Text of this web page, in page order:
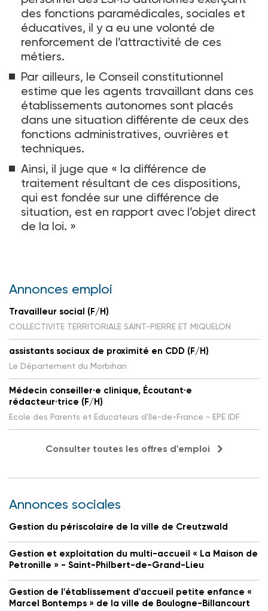
des fonctions paramédicales, sociales et
éducatives, il y a eu une volonté de
renforcement de l’attractivité de ces
métiers.
Par ailleurs, le Conseil constitutionnel
estime que les agents travaillant dans ces
établissements autonomes sont placés
dans une situation différente de ceux des
fonctions administratives, ouvrières et
techniques.
Ainsi, il juge que « la différence de
traitement résultant de ces dispositions,
qui est fondée sur une différence de
situation, est en rapport avec l’objet direct
de la loi. »
Annonces emploi
Travailleur social (F/H)
COLLECTIVITE TERRITORIALE SAINT-PIERRE ET MIQUELON
assistants sociaux de proximité en CDD (F/H)
Le Département du Morbihan
Médecin conseiller·e clinique, Écoutant·e
rédacteur·trice (F/H)
Ecole des Parents et Educateurs d'Ile-de-France - EPE IDF
Consulter toutes les offres d'emploi
Annonces sociales
Gestion du périscolaire de la ville de Creutzwald
Gestion et exploitation du multi-accueil « La Maison de
Petronille » - Saint-Philbert-de-Grand-Lieu
Gestion de l'établissement d'accueil petite enfance «
Marcel Bontemps » de la ville de Boulogne-Billancourt